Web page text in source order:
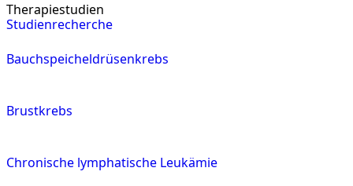
Therapiestudien
Studienrecherche
Bauchspeicheldrüsenkrebs
Brustkrebs
Chronische lymphatische Leukämie